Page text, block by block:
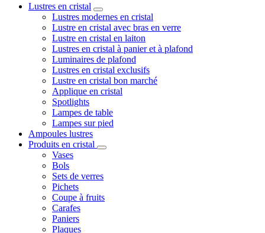
Lustres en cristal
Lustres modernes en cristal
Lustre en cristal avec bras en verre
Lustre en cristal en laiton
Lustres en cristal à panier et à plafond
Luminaires de plafond
Lustres en cristal exclusifs
Lustre en cristal bon marché
Applique en cristal
Spotlights
Lampes de table
Lampes sur pied
Ampoules lustres
Produits en cristal
Vases
Bols
Sets de verres
Pichets
Coupe à fruits
Carafes
Paniers
Plaques